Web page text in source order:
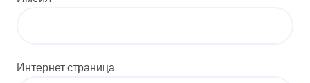
Интернет страница